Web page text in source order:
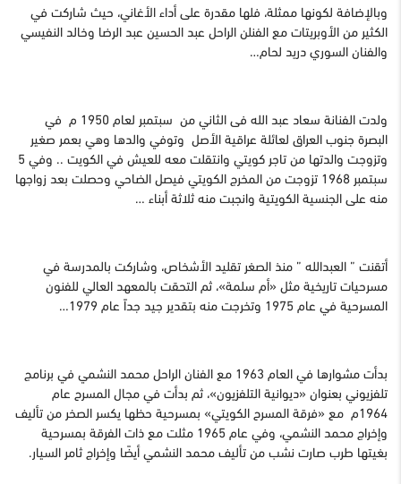
وبالإضافة لكونها ممثلة، فلها مقدرة على أداء الأغاني، حيث شاركت في
الكثير من الأوبريتات مع الفنلن الراحل عبد الحسين عبد الرضا وخالد النفيسي
والفنان السوري دريد لحام…
ولدت الفنانة سعاد عبد الله فى الثاني من سبتمبر لعام 1950 م في
البصرة جنوب العراق لعائلة عراقية الأصل وتوفي والدها وهي بعمر صغير
وتزوجت والدتها من تاجر كويتي وانتقلت معه للعيش في الكويت .. وفي 5
سبتمبر 1968 تزوجت من المخرج الكويتي فيصل الضاحي وحصلت بعد زواجها
منه على الجنسية الكويتية وانجبت منه ثلاثة أبناء …
أتقنت ” العبدالله ” منذ الصغر تقليد الأشخاص، وشاركت بالمدرسة في
مسرحيات تاريخية مثل «أم سلمة»، ثم التحقت بالمعهد العالي للفنون
المسرحية في عام 1975 وتخرجت منه بتقدير جيد جداً عام 1979…
بدأت مشوارها في العام 1963 مع الفنان الراحل محمد النشمي في برنامج
تلفزيوني بعنوان «ديوانية التلفزيون»، ثم بدأت في مجال المسرح عام
1964م مع «فرقة المسرح الكويتي» بمسرحية حظها يكسر الصخر من تأليف
وإخراج محمد النشمي، وفي عام 1965 مثلت مع ذات الفرقة بمسرحية
بغيتها طرب صارت نشب من تأليف محمد النشمي أيضًا وإخراج ثامر السيار.